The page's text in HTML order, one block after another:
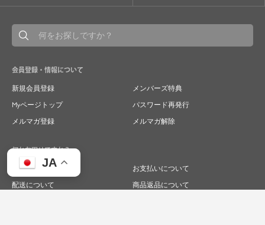
JA
会員登録・情報について
新規会員登録
メンバーズ特典
Myページトップ
パスワード再発行
メルマガ登録
メルマガ解除
何かお困りですか？
ご注文について
お支払いについて
配送について
商品返品について